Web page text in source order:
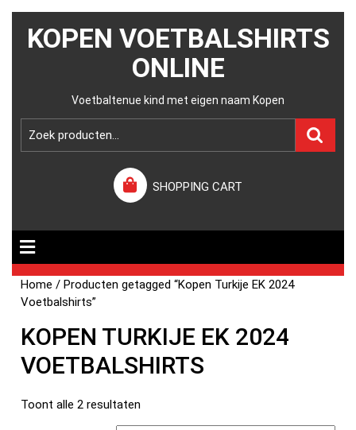
KOPEN VOETBALSHIRTS
ONLINE
Voetbaltenue kind met eigen naam Kopen
SHOPPING CART
Home / Producten getagged “Kopen Turkije EK 2024
Voetbalshirts”
KOPEN TURKIJE EK 2024
VOETBALSHIRTS
Toont alle 2 resultaten